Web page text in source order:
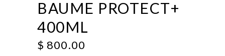
BAUME PROTECT+
400ML
$ 800.00